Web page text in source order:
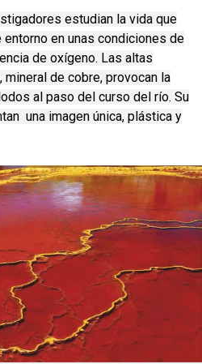
estudian la vida que
en unas condiciones de
de oxígeno. Las altas
de cobre, provocan la
al paso del curso del río. Su
una imagen única, plástica y